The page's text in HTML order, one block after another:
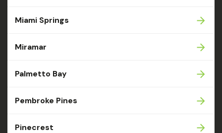
Miami Springs
Miramar
Palmetto Bay
Pembroke Pines
Pinecrest